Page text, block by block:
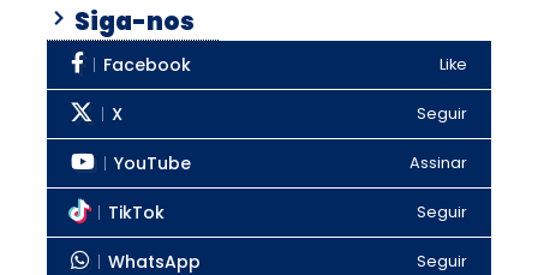
Siga-nos
Facebook Like
X Seguir
YouTube Assinar
TikTok Seguir
WhatsApp Seguir